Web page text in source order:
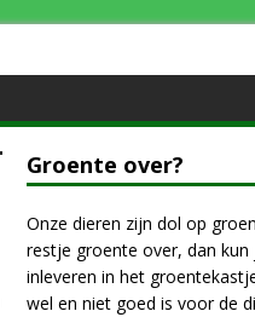
Groente over?
Onze dieren zijn dol op
restje groente over, dan kun
inleveren in het
wel en niet goed is voor de